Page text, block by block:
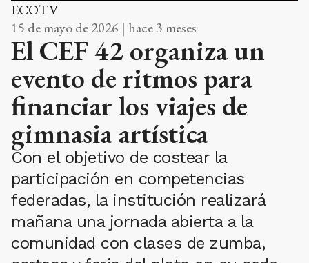
ECOTV
15 de mayo de 2026 | hace 3 meses
El CEF 42 organiza un
evento de ritmos para
financiar los viajes de
gimnasia artística
Con el objetivo de costear la
participación en competencias
federadas, la institución realizará
mañana una jornada abierta a la
comunidad con clases de zumba,